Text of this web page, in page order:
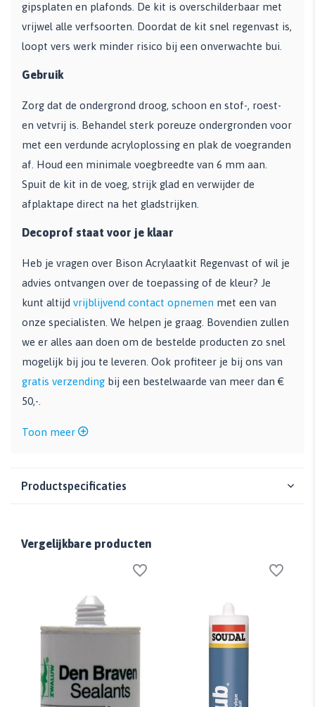
gipsplaten en plafonds. De kit is overschilderbaar met
vrijwel alle verfsoorten. Doordat de kit snel regenvast is,
loopt vers werk minder risico bij een onverwachte bui.
Gebruik
Zorg dat de ondergrond droog, schoon en stof-, roest-
en vetvrij is. Behandel sterk poreuze ondergronden voor
met een verdunde acryloplossing en plak de voegranden
af. Houd een minimale voegbreedte van 6 mm aan.
Spuit de kit in de voeg, strijk glad en verwijder de
afplaktape direct na het gladstrijken.
Decoprof staat voor je klaar
Heb je vragen over Bison Acrylaatkit Regenvast of wil je
advies ontvangen over de toepassing of de kleur? Je
kunt altijd vrijblijvend contact opnemen met een van
onze specialisten. We helpen je graag. Bovendien zullen
we er alles aan doen om de bestelde producten zo snel
mogelijk bij jou te leveren. Ook profiteer je bij ons van
gratis verzending bij een bestelwaarde van meer dan €
50,-.
Toon meer
Productspecificaties
Vergelijkbare producten